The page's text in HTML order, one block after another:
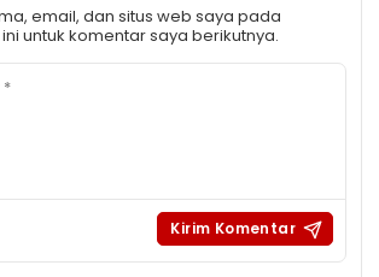
email, dan situs web saya pada
untuk komentar saya berikutnya.